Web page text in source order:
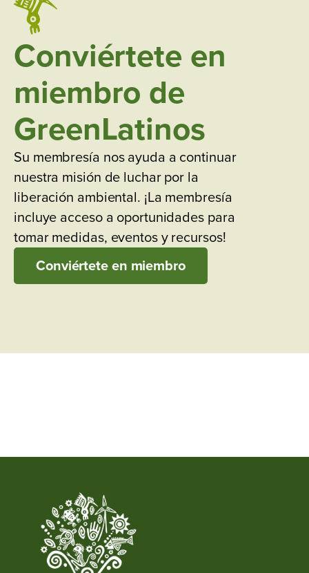
Conviértete en
miembro de
GreenLatinos
Su membresía nos ayuda a continuar
nuestra misión de luchar por la
liberación ambiental. ¡La membresía
incluye acceso a oportunidades para
tomar medidas, eventos y recursos!
Conviértete en miembro